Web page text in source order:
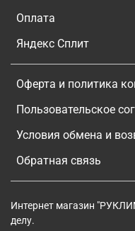
Оплата
Яндекс Сплит
Оферта и политика
Пользовательское
Условия обмена и
Обратная связь
Интернет магазин
делу.